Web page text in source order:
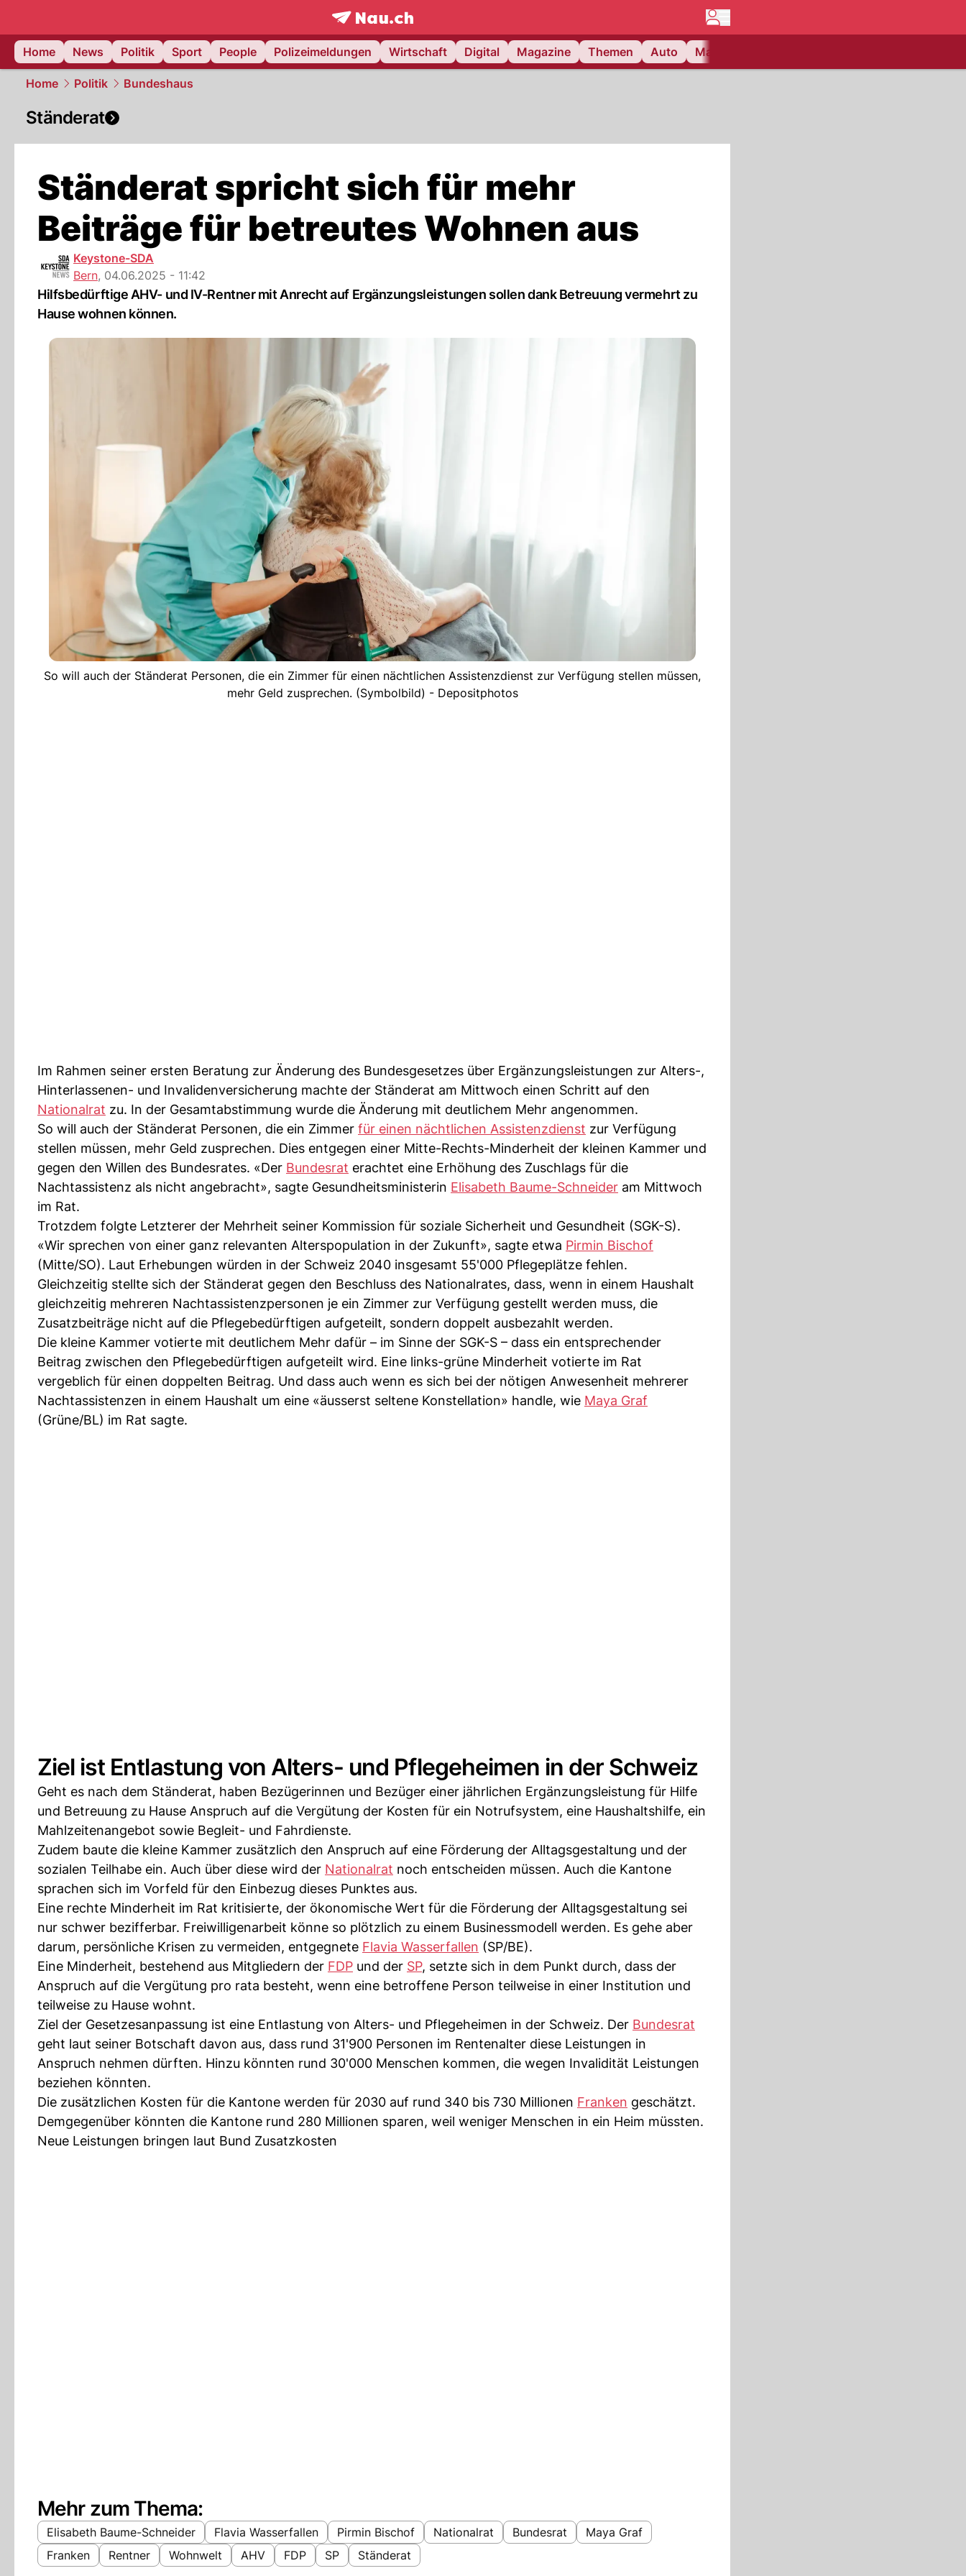
frontpage.NAU.ch
Home
News Politik Sport People Polizeimeldungen Wirtschaft Digital Magazine Themen Auto Matchcenter
Home Politik Bundeshaus
Ständerat
Ständerat spricht sich für mehr
Beiträge für betreutes Wohnen aus
Keystone-SDA
Bern, 04.06.2025 - 11:42
Hilfsbedürftige AHV- und IV-Rentner mit Anrecht auf Ergänzungsleistungen sollen dank Betreuung vermehrt zu
Hause wohnen können.
So will auch der Ständerat Personen, die ein Zimmer für einen nächtlichen Assistenzdienst zur Verfügung stellen müssen,
mehr Geld zusprechen. (Symbolbild) - Depositphotos
Im Rahmen seiner ersten Beratung zur Änderung des Bundesgesetzes über Ergänzungsleistungen zur Alters-,
Hinterlassenen- und Invalidenversicherung machte der Ständerat am Mittwoch einen Schritt auf den
Nationalrat zu. In der Gesamtabstimmung wurde die Änderung mit deutlichem Mehr angenommen.
So will auch der Ständerat Personen, die ein Zimmer für einen nächtlichen Assistenzdienst zur Verfügung
stellen müssen, mehr Geld zusprechen. Dies entgegen einer Mitte-Rechts-Minderheit der kleinen Kammer und
gegen den Willen des Bundesrates. «Der Bundesrat erachtet eine Erhöhung des Zuschlags für die
Nachtassistenz als nicht angebracht», sagte Gesundheitsministerin Elisabeth Baume-Schneider am Mittwoch
im Rat.
Trotzdem folgte Letzterer der Mehrheit seiner Kommission für soziale Sicherheit und Gesundheit (SGK-S).
«Wir sprechen von einer ganz relevanten Alterspopulation in der Zukunft», sagte etwa Pirmin Bischof
(Mitte/SO). Laut Erhebungen würden in der Schweiz 2040 insgesamt 55'000 Pflegeplätze fehlen.
Gleichzeitig stellte sich der Ständerat gegen den Beschluss des Nationalrates, dass, wenn in einem Haushalt
gleichzeitig mehreren Nachtassistenzpersonen je ein Zimmer zur Verfügung gestellt werden muss, die
Zusatzbeiträge nicht auf die Pflegebedürftigen aufgeteilt, sondern doppelt ausbezahlt werden.
Die kleine Kammer votierte mit deutlichem Mehr dafür – im Sinne der SGK-S – dass ein entsprechender
Beitrag zwischen den Pflegebedürftigen aufgeteilt wird. Eine links-grüne Minderheit votierte im Rat
vergeblich für einen doppelten Beitrag. Und dass auch wenn es sich bei der nötigen Anwesenheit mehrerer
Nachtassistenzen in einem Haushalt um eine «äusserst seltene Konstellation» handle, wie Maya Graf
(Grüne/BL) im Rat sagte.
Ziel ist Entlastung von Alters- und Pflegeheimen in der Schweiz
Geht es nach dem Ständerat, haben Bezügerinnen und Bezüger einer jährlichen Ergänzungsleistung für Hilfe
und Betreuung zu Hause Anspruch auf die Vergütung der Kosten für ein Notrufsystem, eine Haushaltshilfe, ein
Mahlzeitenangebot sowie Begleit- und Fahrdienste.
Zudem baute die kleine Kammer zusätzlich den Anspruch auf eine Förderung der Alltagsgestaltung und der
sozialen Teilhabe ein. Auch über diese wird der Nationalrat noch entscheiden müssen. Auch die Kantone
sprachen sich im Vorfeld für den Einbezug dieses Punktes aus.
Eine rechte Minderheit im Rat kritisierte, der ökonomische Wert für die Förderung der Alltagsgestaltung sei
nur schwer bezifferbar. Freiwilligenarbeit könne so plötzlich zu einem Businessmodell werden. Es gehe aber
darum, persönliche Krisen zu vermeiden, entgegnete Flavia Wasserfallen (SP/BE).
Eine Minderheit, bestehend aus Mitgliedern der FDP und der SP, setzte sich in dem Punkt durch, dass der
Anspruch auf die Vergütung pro rata besteht, wenn eine betroffene Person teilweise in einer Institution und
teilweise zu Hause wohnt.
Ziel der Gesetzesanpassung ist eine Entlastung von Alters- und Pflegeheimen in der Schweiz. Der Bundesrat
geht laut seiner Botschaft davon aus, dass rund 31'900 Personen im Rentenalter diese Leistungen in
Anspruch nehmen dürften. Hinzu könnten rund 30'000 Menschen kommen, die wegen Invalidität Leistungen
beziehen könnten.
Die zusätzlichen Kosten für die Kantone werden für 2030 auf rund 340 bis 730 Millionen Franken geschätzt.
Demgegenüber könnten die Kantone rund 280 Millionen sparen, weil weniger Menschen in ein Heim müssten.
Neue Leistungen bringen laut Bund Zusatzkosten
Mehr zum Thema:
Elisabeth Baume-Schneider Flavia Wasserfallen Pirmin Bischof Nationalrat Bundesrat
Maya Graf
Franken
Rentner Wohnwelt AHV FDP SP Ständerat